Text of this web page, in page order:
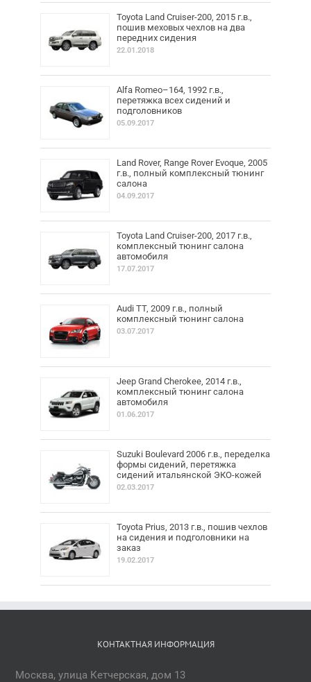
Toyota Land Cruiser-200, 2015 г.в.,
пошив меховых чехлов на два
передних сидения
22.01.2018
Alfa Romeo–164, 1992 г.в.,
перетяжка всех сидений и
подголовников
05.09.2017
Land Rover, Range Rover Evoque, 2005
г.в., полный комплексный тюнинг
салона
04.09.2017
Toyota Land Cruiser-200, 2017 г.в.,
комплексный тюнинг салона
автомобиля
17.07.2017
Audi TT, 2009 г.в., полный
комплексный тюнинг салона
03.07.2017
Jeep Grand Cherokee, 2014 г.в.,
комплексный тюнинг салона
автомобиля
01.06.2017
Suzuki Boulevard 2006 г.в., переделка
формы сидений, перетяжка
сидений итальянской ЭКО-кожей
02.03.2017
Toyota Prius, 2013 г.в., пошив чехлов
на сидения и подголовники на
заказ
19.02.2017
КОНТАКТНАЯ ИНФОРМАЦИЯ
Москва, улица Кетчерская, дом 13